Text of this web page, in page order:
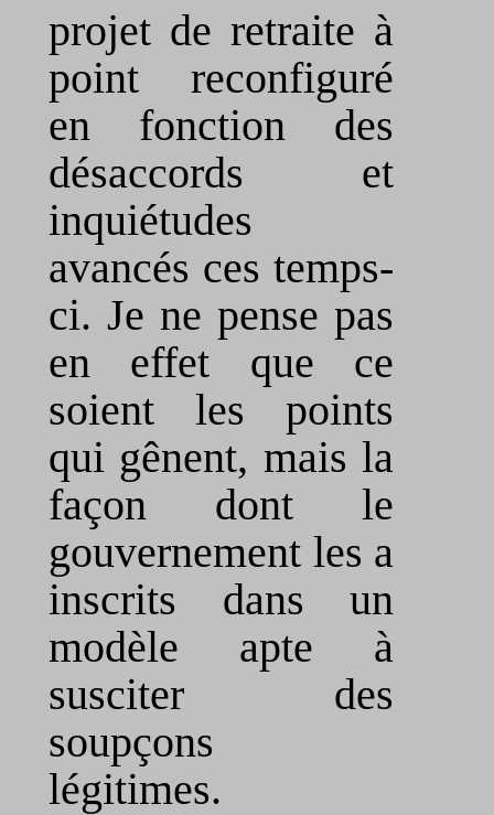
projet de retraite à
point reconfiguré
en fonction des
désaccords et
inquiétudes
avancés ces temps-
ci. Je ne pense pas
en effet que ce
soient les points
qui gênent, mais la
façon dont le
gouvernement les a
inscrits dans un
modèle apte à
susciter des
soupçons
légitimes.